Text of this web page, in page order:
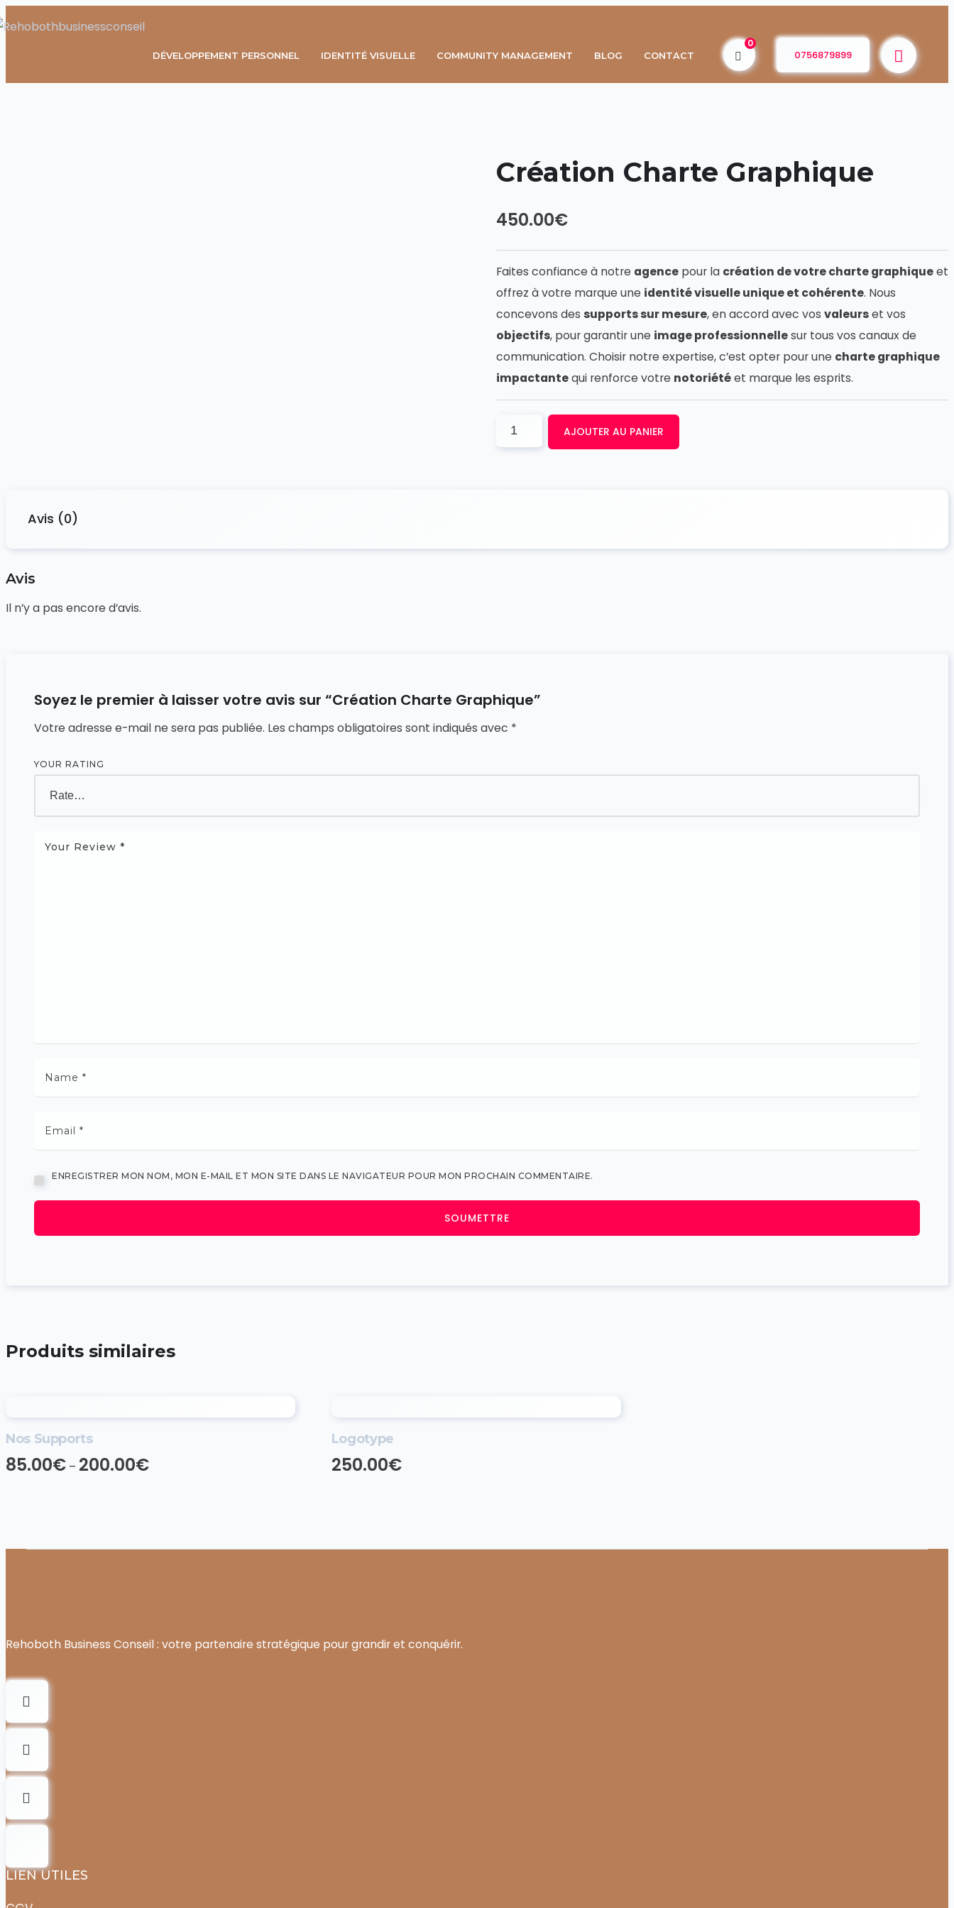
DÉVELOPPEMENT PERSONNEL IDENTITÉ VISUELLE COMMUNITY MANAGEMENT BLOG CONTACT
0
0756879899
Création Charte Graphique
450.00€
Faites confiance à notre agencepour la création de votre charte graphiqueet
offrez à votre marque une identité visuelle unique et cohérente. Nous
concevons des supports sur mesure, en accord avec vos valeurset vos
objectifs, pour garantir une image professionnellesur tous vos canaux de
communication. Choisir notre expertise, c’est opter pour une charte graphique
impactantequi renforce votre notoriétéet marque les esprits.
AJOUTER AU PANIER
Avis (0)
Avis
Il n’y a pas encore d’avis.
Soyez le premier à laisser votre avis sur “Création Charte Graphique”
Votre adresse e-mail ne sera pas publiée. Les champs obligatoires sont indiqués avec *
YOUR RATING
ENREGISTRER MON NOM, MON E-MAIL ET MON SITE DANS LE NAVIGATEUR POUR MON PROCHAIN COMMENTAIRE.
Produits similaires
Nos Supports
85.00€ – 200.00€
Logotype
250.00€
Rehoboth Business Conseil : votre partenaire stratégique pour grandir et conquérir.
LIEN UTILES